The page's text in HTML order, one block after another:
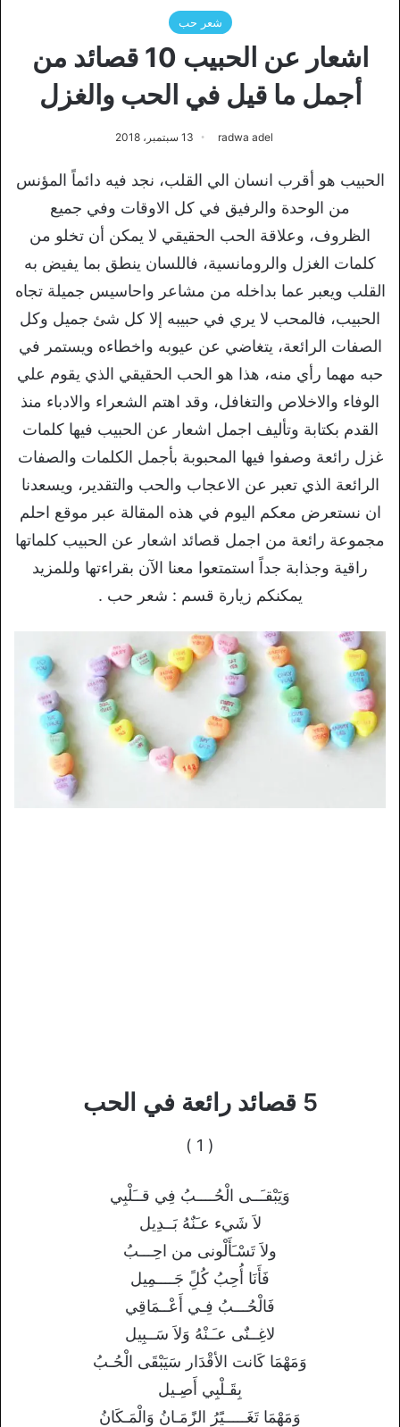
شعر حب
اشعار عن الحبيب 10 قصائد من
أجمل ما قيل في الحب والغزل
radwa adel 13 سبتمبر، 2018
الحبيب هو أقرب انسان الي القلب، نجد فيه دائماً المؤنس
من الوحدة والرفيق في كل الاوقات وفي جميع
الظروف، وعلاقة الحب الحقيقي لا يمكن أن تخلو من
كلمات الغزل والرومانسية، فاللسان ينطق بما يفيض به
القلب ويعبر عما بداخله من مشاعر واحاسيس جميلة تجاه
الحبيب، فالمحب لا يري في حبيبه إلا كل شئ جميل وكل
الصفات الرائعة، يتغاضي عن عيوبه واخطاءه ويستمر في
حبه مهما رأي منه، هذا هو الحب الحقيقي الذي يقوم علي
الوفاء والاخلاص والتغافل، وقد اهتم الشعراء والادباء منذ
القدم بكتابة وتأليف اجمل اشعار عن الحبيب فيها كلمات
غزل رائعة وصفوا فيها المحبوبة بأجمل الكلمات والصفات
الرائعة الذي تعبر عن الاعجاب والحب والتقدير، ويسعدنا
ان نستعرض معكم اليوم في هذه المقالة عبر موقع احلم
مجموعة رائعة من اجمل قصائد اشعار عن الحبيب كلماتها
راقية وجذابة جداً استمتعوا معنا الآن بقراءتها وللمزيد
يمكنكم زيارة قسم : شعر حب .
5 قصائد رائعة في الحب
( 1 )
وَيَبْقـَــى الْحُــــبُ فِي قــَلْبِي
لاَ شَيء عـَنٌهُ بَــدِيل
ولاَ تَسْـَأَلْونى من احِـــبُ
فَأَنَا أُحِبُ كُلًِ جَــــمِيل
فَالْحُـــبُ فِـي أَعْــمَاقِي
لاغِــنٌَى عـَـنْهُ وَلاَ سَــبِيل
وَمَهْمَا كَانت الأقْدَار سَيَبْقَى الْحُـبُ
بِقَـلْبِي أَصِـيل
وَمَهْمَا تَغَـــــيًَرُ الزًَمَـانُ وَالْمَـكَانُ